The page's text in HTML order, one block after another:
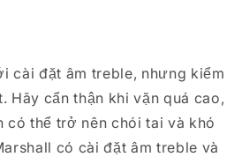
cài đặt âm treble, nhưng kiểm
Hãy cẩn thận khi vặn quá cao,
có thể trở nên chói tai và khó
có cài đặt âm treble và